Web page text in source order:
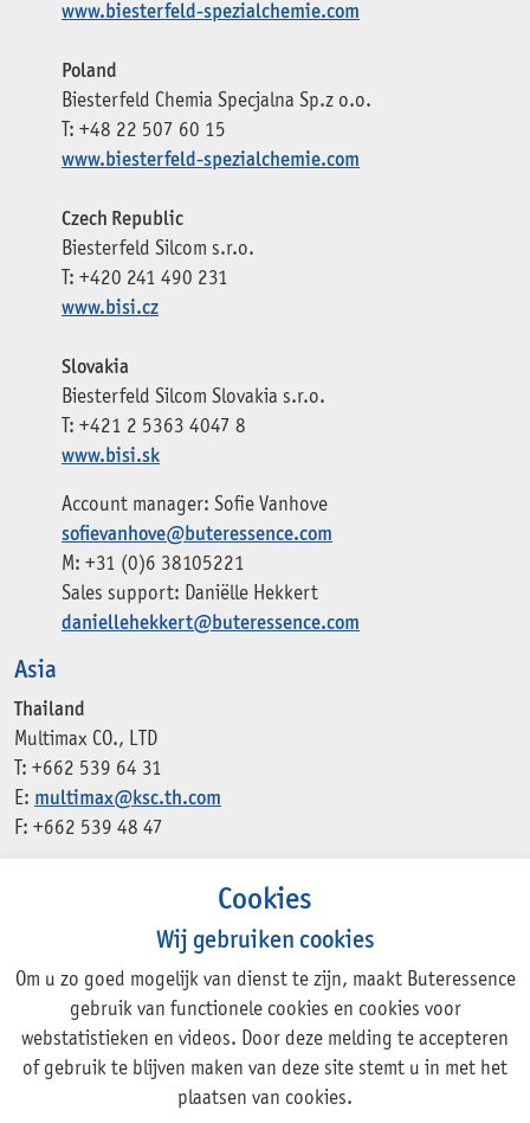
www.biesterfeld-spezialchemie.com
Poland
Biesterfeld Chemia Specjalna Sp.z o.o.
T: +48 22 507 60 15
www.biesterfeld-spezialchemie.com
Czech Republic
Biesterfeld Silcom s.r.o.
T: +420 241 490 231
www.bisi.cz
Slovakia
Biesterfeld Silcom Slovakia s.r.o.
T: +421 2 5363 4047 8
www.bisi.sk
Account manager: Sofie Vanhove
sofievanhove@buteressence.com
M: +31 (0)6 38105221
Sales support: Daniëlle Hekkert
daniellehekkert@buteressence.com
Asia
Thailand
Multimax CO., LTD
T: +662 539 64 31
E: multimax@ksc.th.com
F: +662 539 48 47
Adress
Rechte Tocht 1, 1507 BZ ZAANDAM
+31 (0)75 631 44 11
Cookies
Wij gebruiken cookies
Om u zo goed mogelijk van dienst te zijn, maakt Buteressence
gebruik van functionele cookies en cookies voor
webstatistieken en videos. Door deze melding te accepteren
of gebruik te blijven maken van deze site stemt u in met het
plaatsen van cookies.